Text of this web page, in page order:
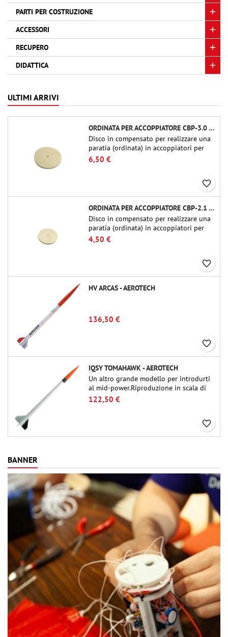
PARTI PER COSTRUZIONE
ACCESSORI
RECUPERO
DIDATTICA
ULTIMI ARRIVI
ORDINATA PER ACCOPPIATORE CBP-3.0 - PUBLIC MISSILES LTD.
Disco in compensato per realizzare una
paratia (ordinata) in accoppiatori per
tubi Public Missiles Ltd. da 54 mm (PT-
2.1 o QT-2.1)
6,50 €
favorite_border
ORDINATA PER ACCOPPIATORE CBP-2.1 - PUBLIC MISSILES LTD.
Disco in compensato per realizzare una
paratia (ordinata) in accoppiatori per
tubi Public Missiles Ltd. da 54 mm (PT-
2.1 o QT-2.1)
4,50 €
favorite_border
HV ARCAS - AEROTECH
136,50 €
favorite_border
IQSY TOMAHAWK - AEROTECH
Un altro grande modello per introdurti
al mid-power.Riproduzione in scala di
un famoso razzo-sonda, dalle dimensioni
contenute e adatto per passare a kit di
122,50 €
favorite_border
BANNER